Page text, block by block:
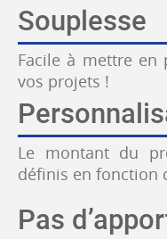
Souplesse
Facile à mettre en
vos projets !
Le montant du
définis en fonction
Pas